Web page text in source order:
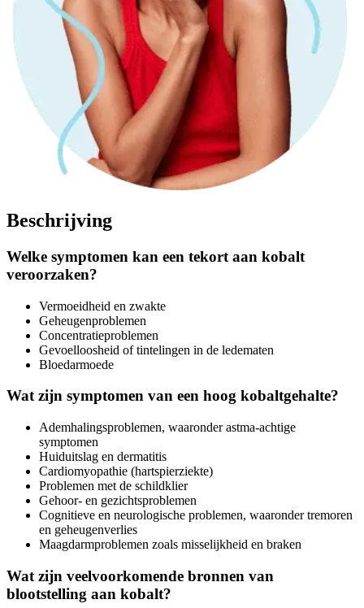
Beschrijving
Welke symptomen kan een tekort aan kobalt
veroorzaken?
Vermoeidheid en zwakte
Geheugenproblemen
Concentratieproblemen
Gevoelloosheid of tintelingen in de ledematen
Bloedarmoede
Wat zijn symptomen van een hoog kobaltgehalte?
Ademhalingsproblemen, waaronder astma-achtige
symptomen
Huiduitslag en dermatitis
Cardiomyopathie (hartspierziekte)
Problemen met de schildklier
Gehoor- en gezichtsproblemen
Cognitieve en neurologische problemen, waaronder tremoren
en geheugenverlies
Maagdarmproblemen zoals misselijkheid en braken
Wat zijn veelvoorkomende bronnen van
blootstelling aan kobalt?